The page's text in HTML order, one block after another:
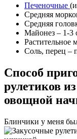
Печеночные
Средняя
Средняя
Майонез – 1-3
Растительное
Соль, перец –
Способ
рулетиков
овощной
Блинчики у меня